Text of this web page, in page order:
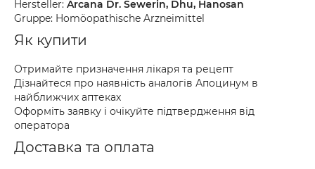
Hersteller: Arcana Dr. Sewerin, Dhu, Hanosan
Gruppe: Homöopathische Arzneimittel
Як купити
Отримайте призначення лікаря та рецепт
Дізнайтеся про наявність аналогів Апоцинум в
найближчих аптеках
Оформіть заявку і очікуйте підтвердження від
оператора
Доставка та оплата